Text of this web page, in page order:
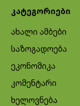
კატეგორიები
ახალი ამბები
საზოგადოება
ეკონომიკა
კომენტარი
ხელოვნება